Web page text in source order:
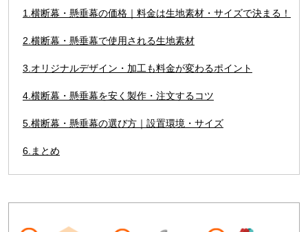
1.横断幕・懸垂幕の価格｜料金は生地素材・サイズで決まる！
2.横断幕・懸垂幕で使用される生地素材
3.オリジナルデザイン・加工も料金が変わるポイント
4.横断幕・懸垂幕を安く製作・注文するコツ
5.横断幕・懸垂幕の選び方｜設置環境・サイズ
6.まとめ